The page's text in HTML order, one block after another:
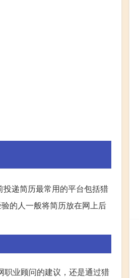
递简历最常用的平台包括猎
的人一般将简历放在网上后
业顾问的建议，还是通过猎